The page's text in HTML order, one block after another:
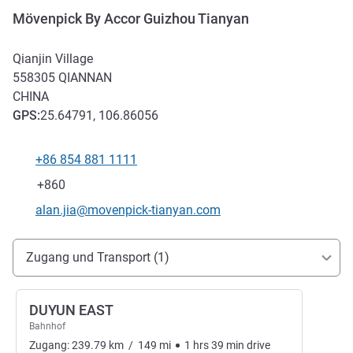
Mövenpick By Accor Guizhou Tianyan
Qianjin Village
558305 QIANNAN
CHINA
GPS:25.64791, 106.86056
+86 854 881 1111
Fax
+860
Kontakt-E-Mail
alan.jia@movenpick-tianyan.com
Erreichbarkeit und Anbindung
Zugang und Transport (1)
DUYUN EAST
Bahnhof
Zugang:239.79 km / 149 mi 1 hrs39 min drive